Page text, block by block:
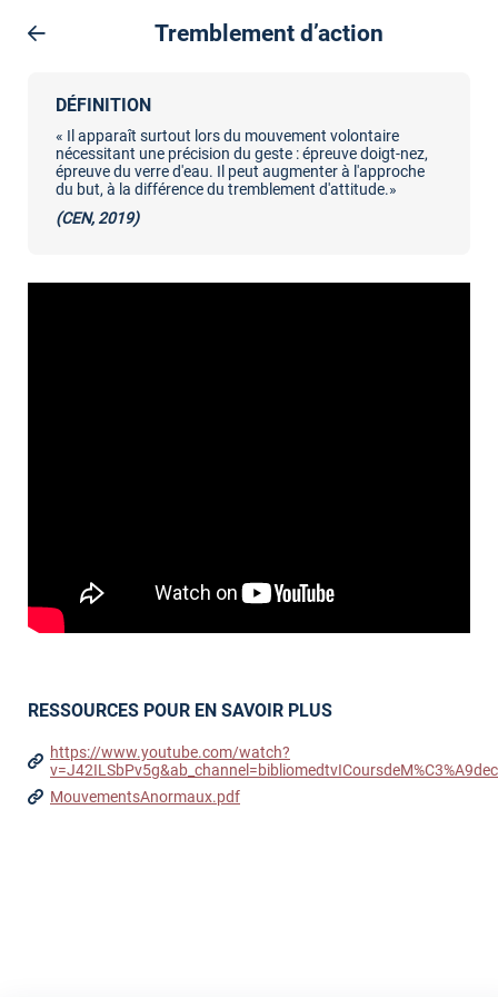
Tremblement d’action
DÉFINITION
« Il apparaît surtout lors du mouvement volontaire
nécessitant une précision du geste : épreuve doigt-nez,
épreuve du verre d'eau. Il peut augmenter à l'approche
du but, à la différence du tremblement d'attitude.»
(CEN, 2019)
RESSOURCES POUR EN SAVOIR PLUS
https://www.youtube.com/watch?
MouvementsAnormaux.pdf